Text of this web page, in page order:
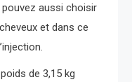
aussi choisir
et dans ce
de 3,15 kg